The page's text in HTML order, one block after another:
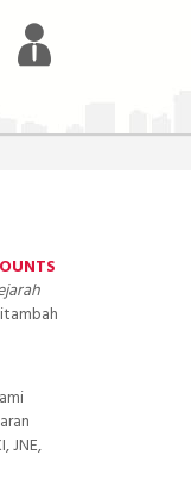
JNE,